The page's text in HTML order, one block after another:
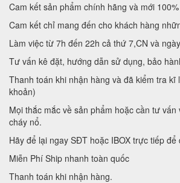
Cam kết sản phẩm chính hãng và mới 100%
Cam kết chỉ mang đến cho khách hàng
Làm việc từ 7h đến 22h cả thứ 7,CN và
Tư vấn kê đặt, hướng dẫn sử dụng, bảo
Thanh toán khi nhận hàng và đã kiểm tra kĩ
khoản)
Mọi thắc mắc về sản phẩm hoặc cần tư vấn
cháy nổ.
Hãy để lại ngay SĐT hoặc IBOX trực tiếp
Miễn Phí Ship nhanh toàn quốc
Thanh toán khi nhận hàng.